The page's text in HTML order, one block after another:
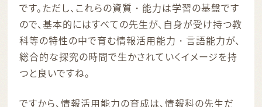
です。ただし、これらの資質・能力は学習の基盤です
ので、基本的にはすべての先生が、自身が受け持つ教
科等の特性の中で育む情報活用能力・言語能力が、
総合的な探究の時間で生かされていくイメージを持
つと良いですね。
ですから、情報活用能力の育成は、情報科の先生だ